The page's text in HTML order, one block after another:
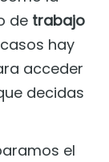
de trabajo
hay
acceder
decidas
el